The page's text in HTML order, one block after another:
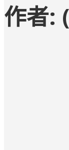
作者: